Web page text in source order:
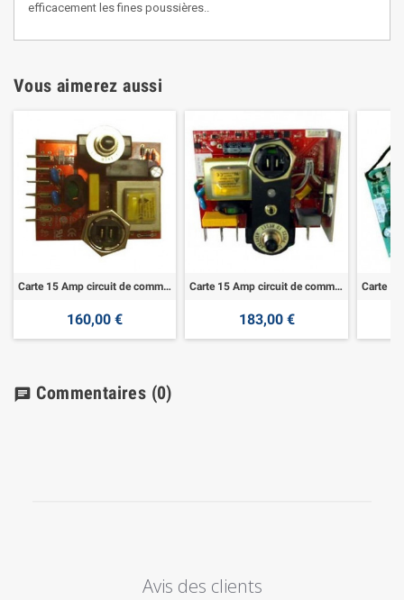
efficacement les fines poussières..
Vous aimerez aussi
Carte 15 Amp circuit de commande 24V
160,00 €
Carte 15 Amp circuit de commande 24V SV DL3500
183,00 €
chat Commentaires (0)
Avis des clients